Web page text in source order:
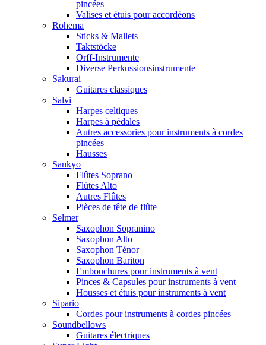
pincées
Valises et étuis pour accordéons
Rohema
Sticks & Mallets
Taktstöcke
Orff-Instrumente
Diverse Perkussionsinstrumente
Sakurai
Guitares classiques
Salvi
Harpes celtiques
Harpes à pédales
Autres accessories pour instruments à cordes
pincées
Hausses
Sankyo
Flûtes Soprano
Flûtes Alto
Autres Flûtes
Pièces de tête de flûte
Selmer
Saxophon Sopranino
Saxophon Alto
Saxophon Ténor
Saxophon Bariton
Embouchures pour instruments à vent
Pinces & Capsules pour instruments à vent
Housses et étuis pour instruments à vent
Sipario
Cordes pour instruments à cordes pincées
Soundbellows
Guitares électriques